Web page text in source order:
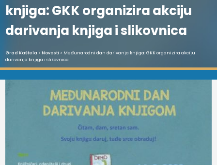
knjiga: GKK organizira akciju
darivanja knjiga i slikovnica
Grad Kaštela > Novosti > Međunarodni dan darivanja knjiga: GKK organizira akciju
darivanja knjiga i slikovnica